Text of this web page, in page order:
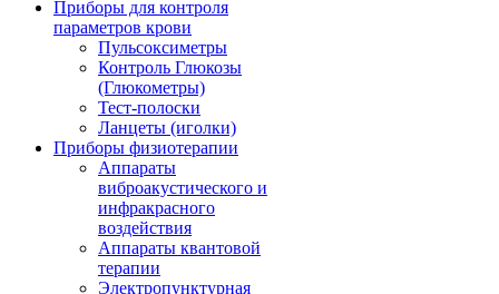
Приборы для контроля
параметров крови
Пульсоксиметры
Контроль Глюкозы
(Глюкометры)
Тест-полоски
Ланцеты (иголки)
Приборы физиотерапии
Аппараты
виброакустического и
инфракрасного
воздействия
Аппараты квантовой
терапии
Электропунктурная